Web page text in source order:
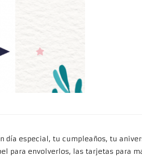
día especial, tu cumpleaños, tu
para envolverlos, las tarjetas para